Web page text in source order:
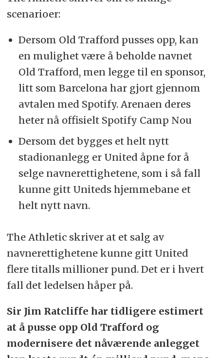
scenarioer:
Dersom Old Trafford pusses opp, kan
en mulighet være å beholde navnet
Old Trafford, men legge til en sponsor,
litt som Barcelona har gjort gjennom
avtalen med Spotify. Arenaen deres
heter nå offisielt Spotify Camp Nou
Dersom det bygges et helt nytt
stadionanlegg er United åpne for å
selge navnerettighetene, som i så fall
kunne gitt Uniteds hjemmebane et
helt nytt navn.
The Athletic skriver at et salg av
navnerettighetene kunne gitt United
flere titalls millioner pund. Det er i hvert
fall det ledelsen håper på.
Sir Jim Ratcliffe har tidligere estimert
at å pusse opp Old Trafford og
modernisere det nåværende anlegget